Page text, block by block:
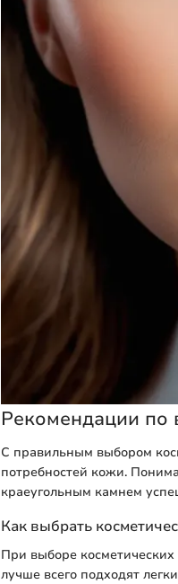
Рекомендации по
С правильным выбором
потребностей кожи.
краеугольным камнем
Как выбрать
При выборе
лучше всего подходят